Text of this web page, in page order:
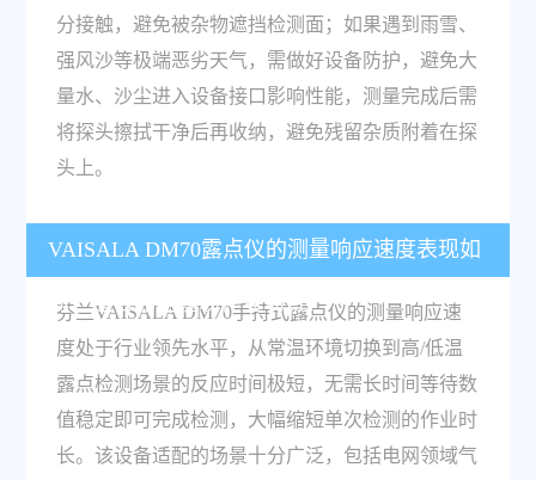
分接触，避免被杂物遮挡检测面；如果遇到雨雪、
强风沙等极端恶劣天气，需做好设备防护，避免大
量水、沙尘进入设备接口影响性能，测量完成后需
将探头擦拭干净后再收纳，避免残留杂质附着在探
头上。
VAISALA DM70露点仪的测量响应速度表现如
何？适合哪些现场作业场景？
芬兰VAISALA DM70手持式露点仪的测量响应速
度处于行业领先水平，从常温环境切换到高/低温
露点检测场景的反应时间极短，无需长时间等待数
值稳定即可完成检测，大幅缩短单次检测的作业时
长。该设备适配的场景十分广泛，包括电网领域气